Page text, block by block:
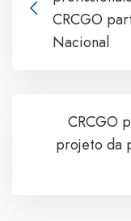
CRCGO
Nacional
CRCGO
projeto da